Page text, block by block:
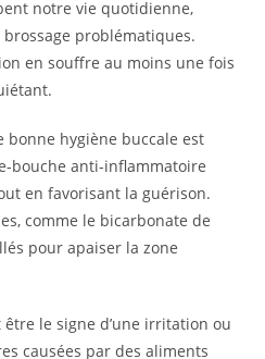
notre vie quotidienne,
problématiques.
en souffre au moins une fois
bonne hygiène buccale est
bouche anti-inflammatoire
en favorisant la guérison.
comme le bicarbonate de
pour apaiser la zone
le signe d’une irritation ou
causées par des aliments